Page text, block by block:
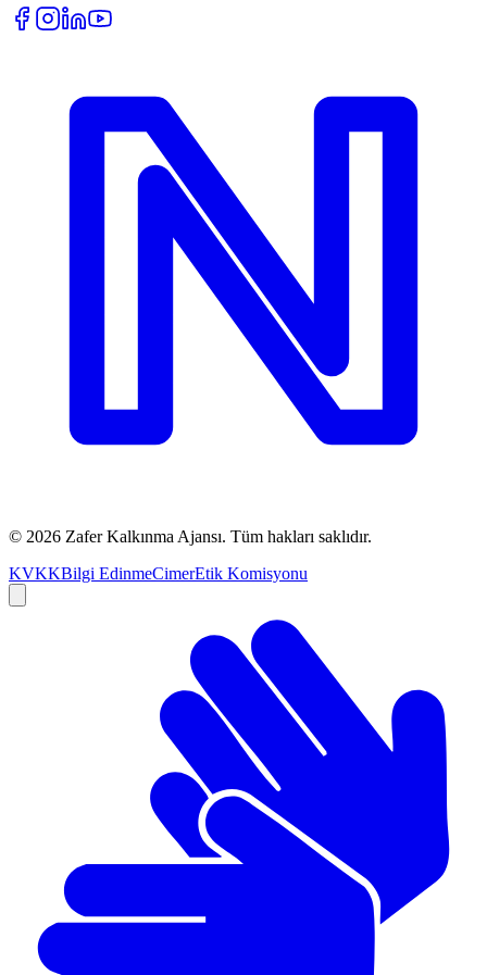
© 2026 Zafer Kalkınma Ajansı. Tüm hakları saklıdır.
KVKKBilgi EdinmeCimerEtik Komisyonu